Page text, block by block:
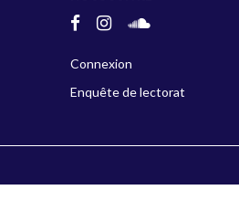
Connexion
Enquête de lectorat